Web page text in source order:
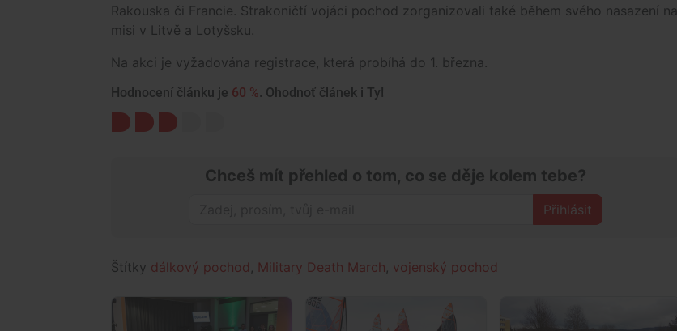
Rakouska či Francie. Strakoničtí vojáci pochod zorganizovali také během svého nasazení na
misi v Litvě a Lotyšsku.
Na akci je vyžadována registrace, která probíhá do 1. března.
Hodnocení článku je 60 %. Ohodnoť článek i Ty!
Chceš mít přehled o tom, co se děje kolem tebe?
Přihlásit
Štítky dálkový pochod Military Death March vojenský pochod